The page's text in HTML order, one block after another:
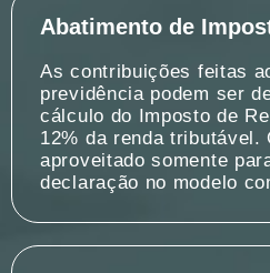
Abatimento de
As contribuições feitas
previdência podem ser
cálculo do Imposto de
12% da renda tributável.
aproveitado somente
declaração no modelo